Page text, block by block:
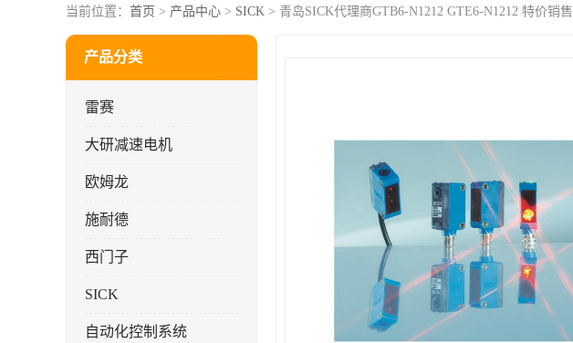
当前位置： 首页 > 产品中心 > SICK > 青岛SICK代理商GTB6-N1212 GTE6-N1212 特价销售
产品分类
雷赛
大研减速电机
欧姆龙
施耐德
西门子
SICK
自动化控制系统